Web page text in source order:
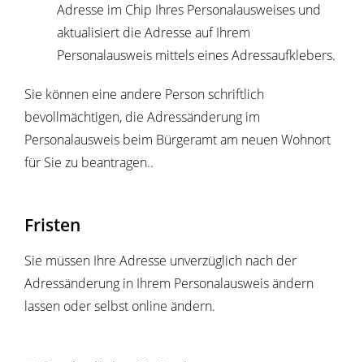
Adresse im Chip Ihres Personalausweises und
aktualisiert die Adresse auf Ihrem
Personalausweis mittels eines Adressaufklebers.
Sie können eine andere Person schriftlich
bevollmächtigen, die Adressänderung im
Personalausweis beim Bürgeramt am neuen Wohnort
für Sie zu beantragen..
Fristen
Sie müssen Ihre Adresse unverzüglich nach der
Adressänderung in Ihrem Personalausweisändern
lassen oder selbst online ändern.